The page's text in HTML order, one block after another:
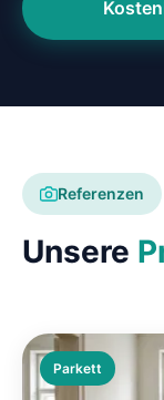
Referenzen
Unsere
Parkett